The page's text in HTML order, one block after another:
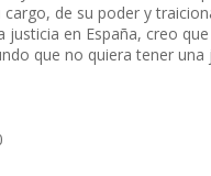
de su poder y
en España, creo
que no quiera tener una